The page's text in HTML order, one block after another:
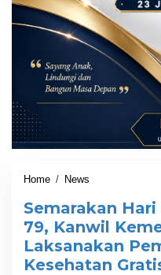
Home / News
m
a
r
a
k
Semarakan
79, Kanwil
Laksanakan
Kesehatan